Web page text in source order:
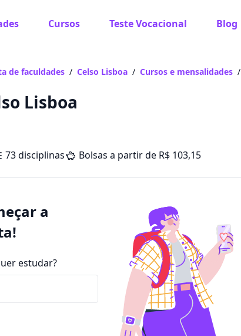
Cursos Teste Vocacional Blog
de faculdades / Celso Lisboa / Cursos e mensalidades /
Lisboa
73 disciplinas Bolsas a partir de R$ 103,15
a
estudar?